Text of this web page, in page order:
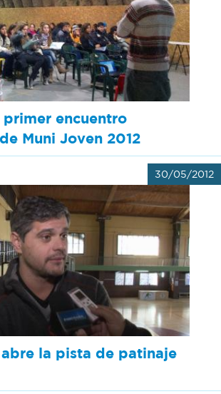
primer encuentro
Muni Joven 2012
30/05/2012
abre la pista de patinaje